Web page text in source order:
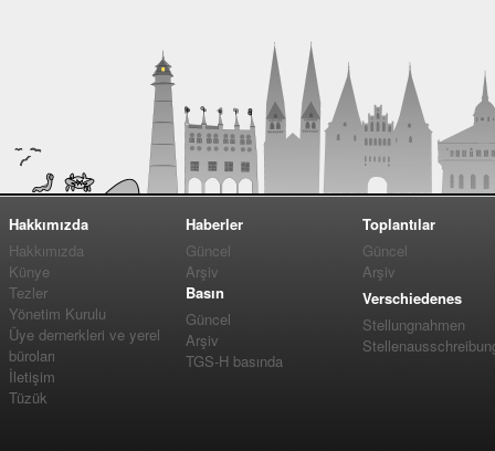
Hakkımızda
Hakkımızda
Künye
Tezler
Yönetim Kurulu
Üye dernerkleri ve yerel
büroları
İletişim
Tüzük
Haberler
Güncel
Arşiv
Basın
Güncel
Arşiv
TGS-H basında
Toplantılar
Güncel
Arşiv
Verschiedenes
Stellungnahmen